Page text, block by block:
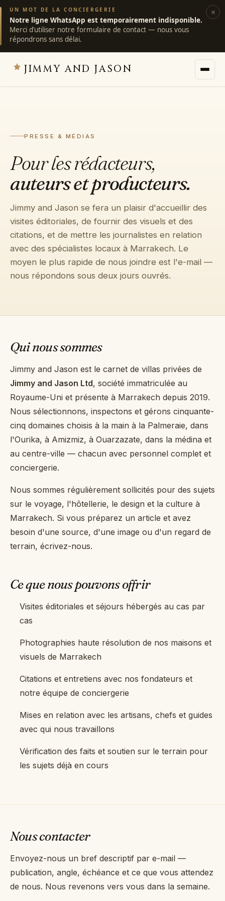
UN MOT DE LA CONCIERGERIE
Notre ligne WhatsApp est temporairement indisponible.
Merci d’utiliser notre formulaire de contact — nous vous
répondrons sans délai.
×
JIMMY AND JASON
Destinations →
Services →
Journal →
À propos
Contacter la conciergerie sur WhatsApp
Demander une villa
AFRIQUE +212 696 991 527
£ GBP € EUR
PRESSE & MÉDIAS
Pour les rédacteurs,
auteurs et producteurs.
Jimmy and Jason se fera un plaisir d'accueillir des
visites éditoriales, de fournir des visuels et des
citations, et de mettre les journalistes en relation
avec des spécialistes locaux à Marrakech. Le
moyen le plus rapide de nous joindre est l'e-mail —
nous répondons sous deux jours ouvrés.
Qui nous sommes
Jimmy and Jason est le carnet de villas privées de
Jimmy and Jason Ltd, société immatriculée au
Royaume-Uni et présente à Marrakech depuis 2019.
Nous sélectionnons, inspectons et gérons cinquante-
cinq domaines choisis à la main à la Palmeraie, dans
l'Ourika, à Amizmiz, à Ouarzazate, dans la médina et
au centre-ville — chacun avec personnel complet et
conciergerie.
Nous sommes régulièrement sollicités pour des sujets
sur le voyage, l'hôtellerie, le design et la culture à
Marrakech. Si vous préparez un article et avez
besoin d'une source, d'une image ou d'un regard de
terrain, écrivez-nous.
Ce que nous pouvons offrir
Visites éditoriales et séjours hébergés au cas par
cas
Photographies haute résolution de nos maisons et
visuels de Marrakech
Citations et entretiens avec nos fondateurs et
notre équipe de conciergerie
Mises en relation avec les artisans, chefs et guides
avec qui nous travaillons
Vérification des faits et soutien sur le terrain pour
les sujets déjà en cours
Nous contacter
Envoyez-nous un bref descriptif par e-mail —
publication, angle, échéance et ce que vous attendez
de nous. Nous revenons vers vous dans la semaine.